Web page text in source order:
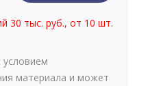
30 тыс. руб., от 10 шт.
условием
материала и может